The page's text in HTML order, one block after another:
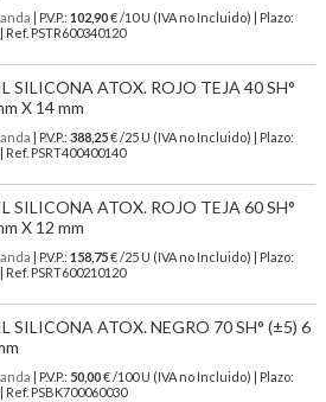
| P.V.P.: 102,90€ /10 U (IVA no Incluido) | Plazo:
PSTR600340120
SILICONA ATOX. ROJO TEJA 40 SH°
X 14 mm
| P.V.P.: 388,25€ /25 U (IVA no Incluido) | Plazo:
PSRT400400140
SILICONA ATOX. ROJO TEJA 60 SH°
X 12 mm
| P.V.P.: 158,75€ /25 U (IVA no Incluido) | Plazo:
PSRT600210120
SILICONA ATOX. NEGRO 70 SH° (±5) 6
| P.V.P.: 50,00€ /100 U (IVA no Incluido) | Plazo:
PSBK700060030